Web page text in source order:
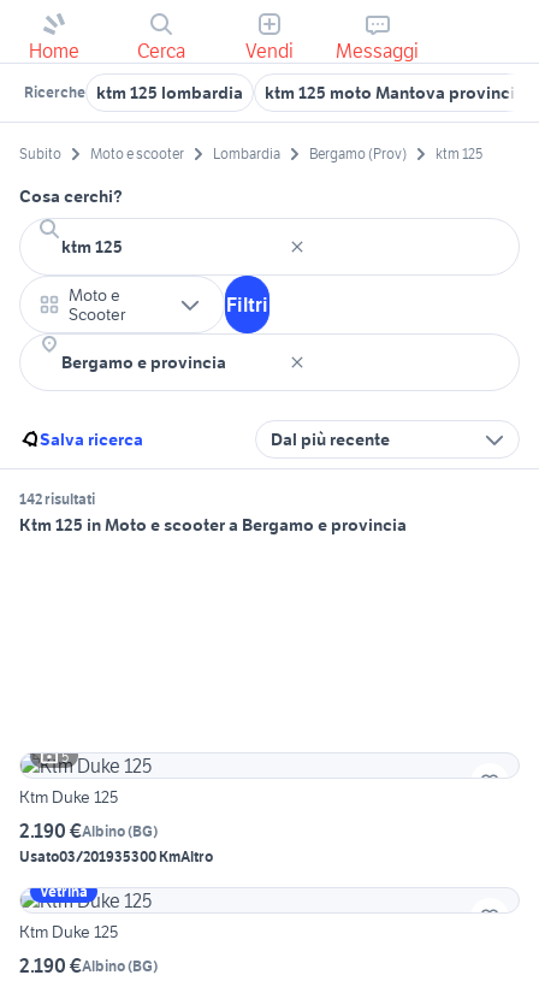
Home Cerca Vendi Messaggi
Ricerche ktm 125 lombardia ktm 125 moto Mantova provincia
Subito Moto e scooter Lombardia Bergamo (Prov) ktm 125
Cosa cerchi?
Moto e
Scooter
Filtri
Salva ricerca Dal più recente
142 risultati
Ktm 125 in Moto e scooter a Bergamo e provincia
5
Ktm Duke 125
2.190 €Albino(BG)
Usato03/201935300 KmAltro
Vetrina
Ktm Duke 125
2.190 €Albino(BG)